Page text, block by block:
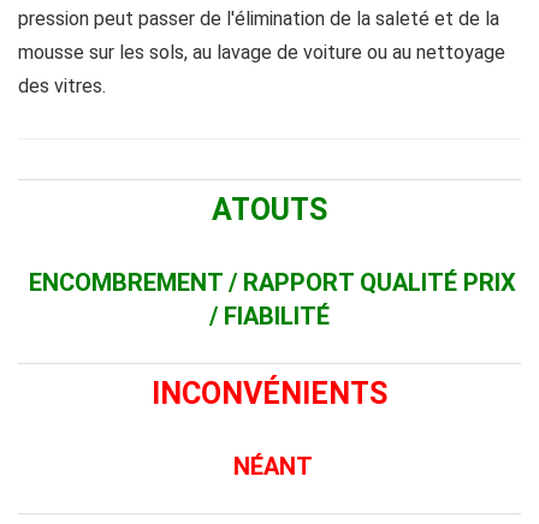
pression peut passer de l'élimination de la saleté et de la
mousse sur les sols, au lavage de voiture ou au nettoyage
des vitres.
ATOUTS
ENCOMBREMENT / RAPPORT QUALITÉ PRIX
/ FIABILITÉ
INCONVÉNIENTS
NÉANT